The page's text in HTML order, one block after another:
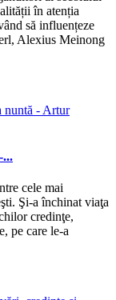
în atenția
să influențeze
Alexius Meinong
...
cele mai
Şi-a închinat viaţa
credinţe,
pe care le-a